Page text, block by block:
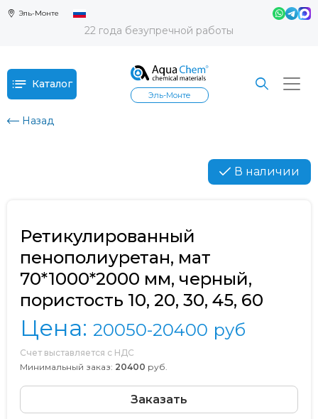
Эль-Монте
22 года безупречной работы
Каталог
Эль-Монте
Назад
В наличии
Ретикулированный
пенополиуретан, мат
70*1000*2000 мм, черный,
пористость 10, 20, 30, 45, 60
Цена: 20050-20400 руб
Счет выставляется с НДС
Минимальный заказ: 20400 руб.
Заказать